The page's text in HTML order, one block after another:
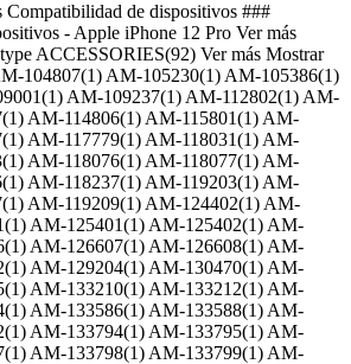
Compatibilidad de dispositivos ###
- Apple iPhone 12 Pro Ver más
ACCESSORIES(92) Ver más Mostrar
104807(1) AM-105230(1) AM-105386(1)
AM-109237(1) AM-112802(1) AM-
AM-114806(1) AM-115801(1) AM-
AM-117779(1) AM-118031(1) AM-
AM-118076(1) AM-118077(1) AM-
AM-118237(1) AM-119203(1) AM-
AM-119209(1) AM-124402(1) AM-
AM-125401(1) AM-125402(1) AM-
AM-126607(1) AM-126608(1) AM-
AM-129204(1) AM-130470(1) AM-
AM-133210(1) AM-133212(1) AM-
AM-133586(1) AM-133588(1) AM-
AM-133794(1) AM-133795(1) AM-
AM-133798(1) AM-133799(1) AM-